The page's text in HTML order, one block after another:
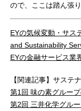
ので、ここは踏ん張
EYの気候変動・サス
and Sustainability
EYの金融サービス業
【関連記事】サステ
第1回 味の素グルー
第2回 三井化学グル